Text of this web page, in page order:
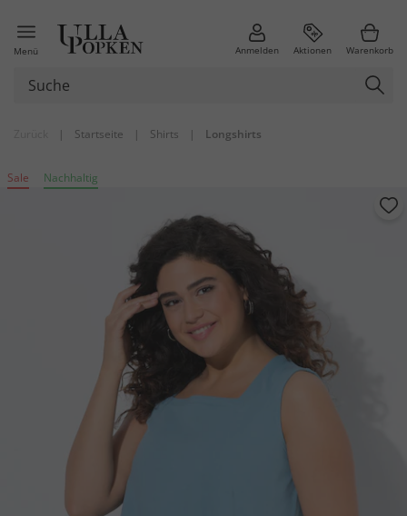
Menü Anmelden Aktionen Warenkorb
| Startseite | Shirts | Longshirts
Sale Nachhaltig